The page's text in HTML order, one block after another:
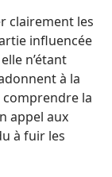
clairement les
influencée
n’étant
à la
comprendre la
appel aux
à fuir les